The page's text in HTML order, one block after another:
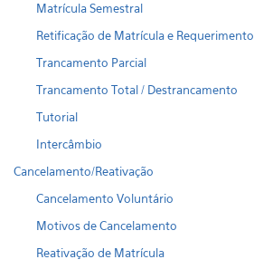
Matrícula Semestral
Retificação de Matrícula e Requerimento
Trancamento Parcial
Trancamento Total / Destrancamento
Tutorial
Intercâmbio
Cancelamento/Reativação
Cancelamento Voluntário
Motivos de Cancelamento
Reativação de Matrícula